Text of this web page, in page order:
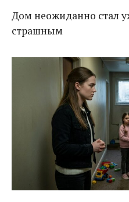
Дом неожиданно стал
страшным